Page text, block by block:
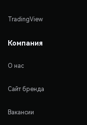
TradingView
Компания
О нас
Сайт бренда
Вакансии